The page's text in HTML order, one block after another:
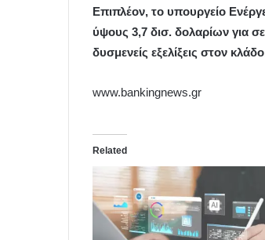
Επιπλέον, το υπουργείο
ύψους 3,7 δισ. δολαρίων για
δυσμενείς εξελίξεις στον
www.bankingnews.gr
Related